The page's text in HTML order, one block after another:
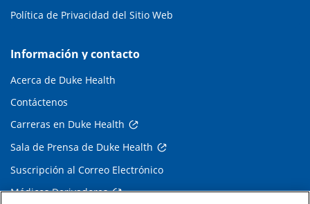
Política de Privacidad del Sitio Web
Información y contacto
Acerca de Duke Health
Contáctenos
Carreras en Duke Health
Sala de Prensa de Duke Health
Suscripción al Correo Electrónico
Médicos Derivadores